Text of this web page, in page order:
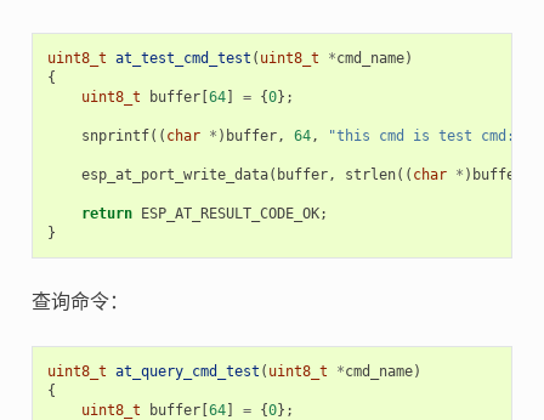
uint8_t at_test_cmd_test ( uint8_t *cmd_name)
{
uint8_t
buffer[64] = {0};
snprintf(( char * ) buffer, 64, "this cmd is test cmd: %s
esp_at_port_write_data( buffer, strlen(( char * ) buffer
return ESP_AT_RESULT_CODE_OK;
}
查询命令：
uint8_t at_query_cmd_test ( uint8_t *cmd_name)
{
uint8_t
buffer[64] = {0};